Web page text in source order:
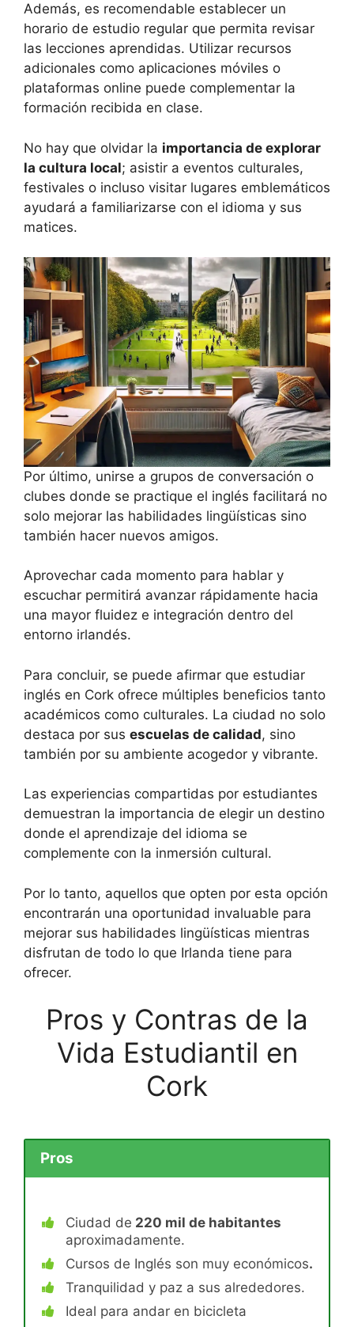
Además, es recomendable establecer un
horario de estudio regular que permita revisar
las lecciones aprendidas. Utilizar recursos
adicionales como aplicaciones móviles o
plataformas online puede complementar la
formación recibida en clase.
No hay que olvidar la importancia de explorar
la cultura local; asistir a eventos culturales,
festivales o incluso visitar lugares emblemáticos
ayudará a familiarizarse con el idioma y sus
matices.
Por último, unirse a grupos de conversación o
clubes donde se practique el inglés facilitará no
solo mejorar las habilidades lingüísticas sino
también hacer nuevos amigos.
Aprovechar cada momento para hablar y
escuchar permitirá avanzar rápidamente hacia
una mayor fluidez e integración dentro del
entorno irlandés.
Para concluir, se puede afirmar que estudiar
inglés en Cork ofrece múltiples beneficios tanto
académicos como culturales. La ciudad no solo
destaca por sus escuelas de calidad, sino
también por su ambiente acogedor y vibrante.
Las experiencias compartidas por estudiantes
demuestran la importancia de elegir un destino
donde el aprendizaje del idioma se
complemente con la inmersión cultural.
Por lo tanto, aquellos que opten por esta opción
encontrarán una oportunidad invaluable para
mejorar sus habilidades lingüísticas mientras
disfrutan de todo lo que Irlanda tiene para
ofrecer.
Pros y Contras de la
Vida Estudiantil en
Cork
Pros
Ciudad de 220 mil de habitantes
aproximadamente.
Cursos de Inglés son muy económicos.
Tranquilidad y paz a sus alrededores.
Ideal para andar en bicicleta